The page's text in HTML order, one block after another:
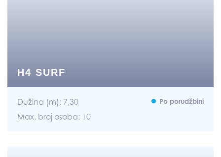
H4 SURF
Dužina (m): 7,30
Max. broj osoba: 10
Po porudžbini